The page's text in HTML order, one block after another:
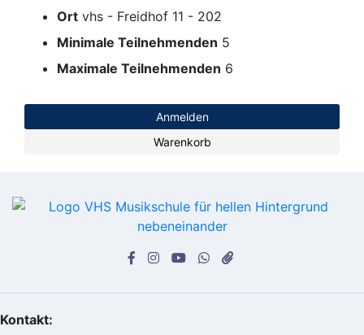
Ort vhs - Freidhof 11 - 202
Minimale Teilnehmenden 5
Maximale Teilnehmenden 6
Anmelden
Warenkorb
Kontakt: